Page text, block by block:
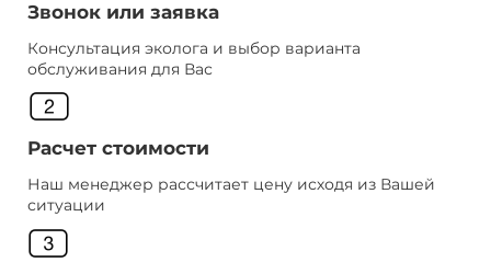
Звонок или заявка
Консультация эколога и выбор варианта
обслуживания для Вас
Расчет стоимости
Наш менеджер рассчитает цену исходя из Вашей
ситуации